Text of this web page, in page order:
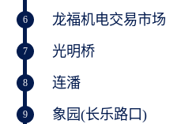
6 龙福机电交易市场
7 光明桥
8 连潘
9 象园(长乐路口)